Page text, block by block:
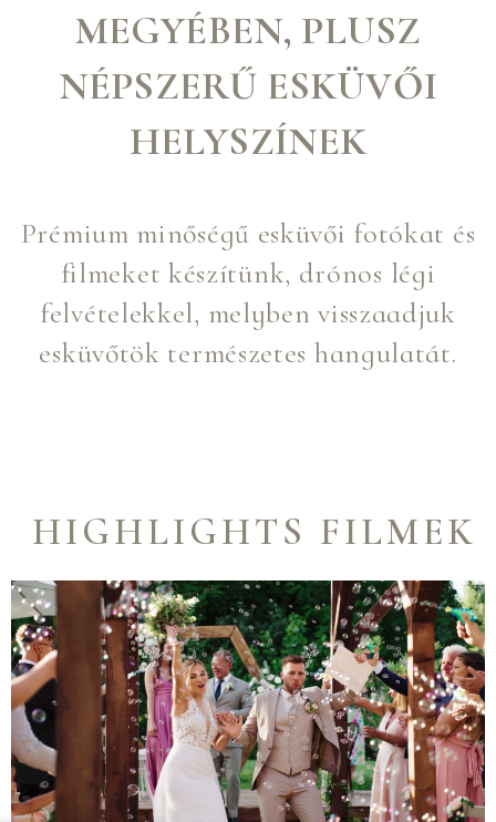
MEGYÉBEN, PLUSZ
NÉPSZERŰ ESKÜVŐI
HELYSZÍNEK
Prémium minőségű esküvői fotókat és
filmeket készítünk, drónos légi
felvételekkel, melyben visszaadjuk
esküvőtök természetes hangulatát.
HIGHLIGHTS FILMEK